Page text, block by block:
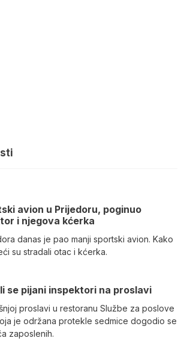
avion u Prijedoru, poginuo
i njegova kćerka
danas je pao manji sportski avion. Kako
su stradali otac i kćerka.
se pijani inspektori na proslavi
proslavi u restoranu Službe za poslove
je održana protekle sedmice dogodio se
zaposlenih.